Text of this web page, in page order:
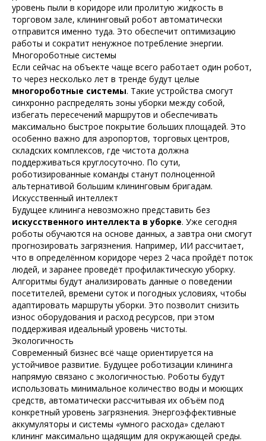
уровень пыли в коридоре или пролитую жидкость в
торговом зале, клининговый робот автоматически
отправится именно туда. Это обеспечит оптимизацию
работы и сократит ненужное потребление энергии.
Многороботные системы
Если сейчас на объекте чаще всего работает один робот,
то через несколько лет в тренде будут целые
многороботные системы. Такие устройства смогут
синхронно распределять зоны уборки между собой,
избегать пересечений маршрутов и обеспечивать
максимально быстрое покрытие больших площадей. Это
особенно важно для аэропортов, торговых центров,
складских комплексов, где чистота должна
поддерживаться круглосуточно. По сути,
роботизированные команды станут полноценной
альтернативой большим клининговым бригадам.
Искусственный интеллект
Будущее клининга невозможно представить без
искусственного интеллекта в уборке. Уже сегодня
роботы обучаются на основе данных, а завтра они смогут
прогнозировать загрязнения. Например, ИИ рассчитает,
что в определённом коридоре через 2 часа пройдёт поток
людей, и заранее проведёт профилактическую уборку.
Алгоритмы будут анализировать данные о поведении
посетителей, времени суток и погодных условиях, чтобы
адаптировать маршруты уборки. Это позволит снизить
износ оборудования и расход ресурсов, при этом
поддерживая идеальный уровень чистоты.
Экологичность
Современный бизнес всё чаще ориентируется на
устойчивое развитие. Будущее роботизации клининга
напрямую связано с экологичностью. Роботы будут
использовать минимальное количество воды и моющих
средств, автоматически рассчитывая их объём под
конкретный уровень загрязнения. Энергоэффективные
аккумуляторы и системы «умного расхода» сделают
клининг максимально щадящим для окружающей среды.